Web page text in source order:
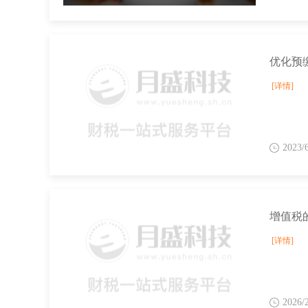
优化预
[详情]
2023/
增值税
[详情]
2026/